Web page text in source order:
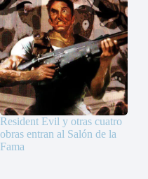
Resident Evil y otras cuatro
obras entran al Salón de la
Fama